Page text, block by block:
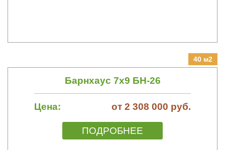
40 м2
Барнхаус 7х9 БН-26
Цена: от 2 308 000 руб.
ПОДРОБНЕЕ